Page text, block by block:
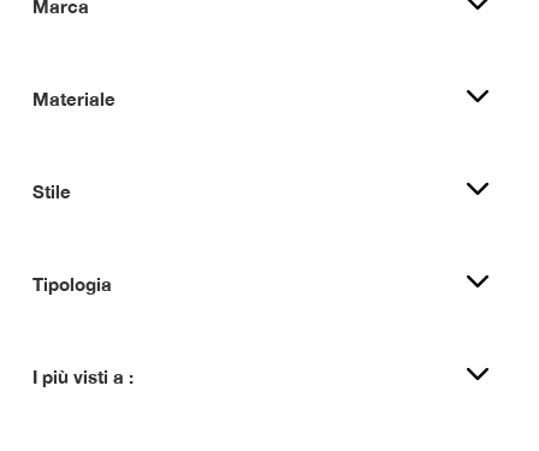
Marca
Materiale
Stile
Tipologia
I più visti a :